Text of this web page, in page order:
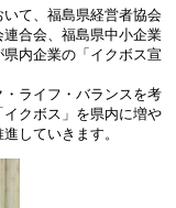
て、福島県経営者協会
合会、福島県中小企業
内企業の「イクボス宣
ライフ・バランスを考
クボス」を県内に増や
していきます。